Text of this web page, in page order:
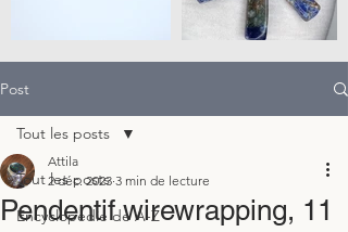
Post
Tout les posts
Encyclopedie de A-Z
Tout les posts
Pendentif wirewrapping, 11
Attila
2 déc. 2023 3 min de lecture